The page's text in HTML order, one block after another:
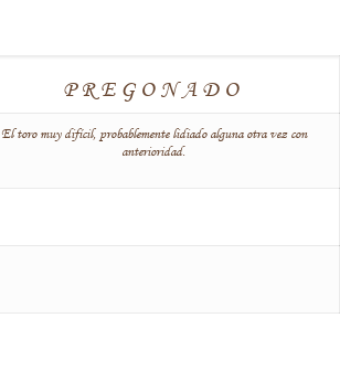
PREGONADO
El toro muy difícil, probablemente lidiado alguna otra vez con
anterioridad.